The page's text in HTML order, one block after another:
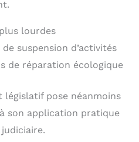
lourdes
suspension d’activités
de réparation écologique
législatif pose néanmoins
son application pratique